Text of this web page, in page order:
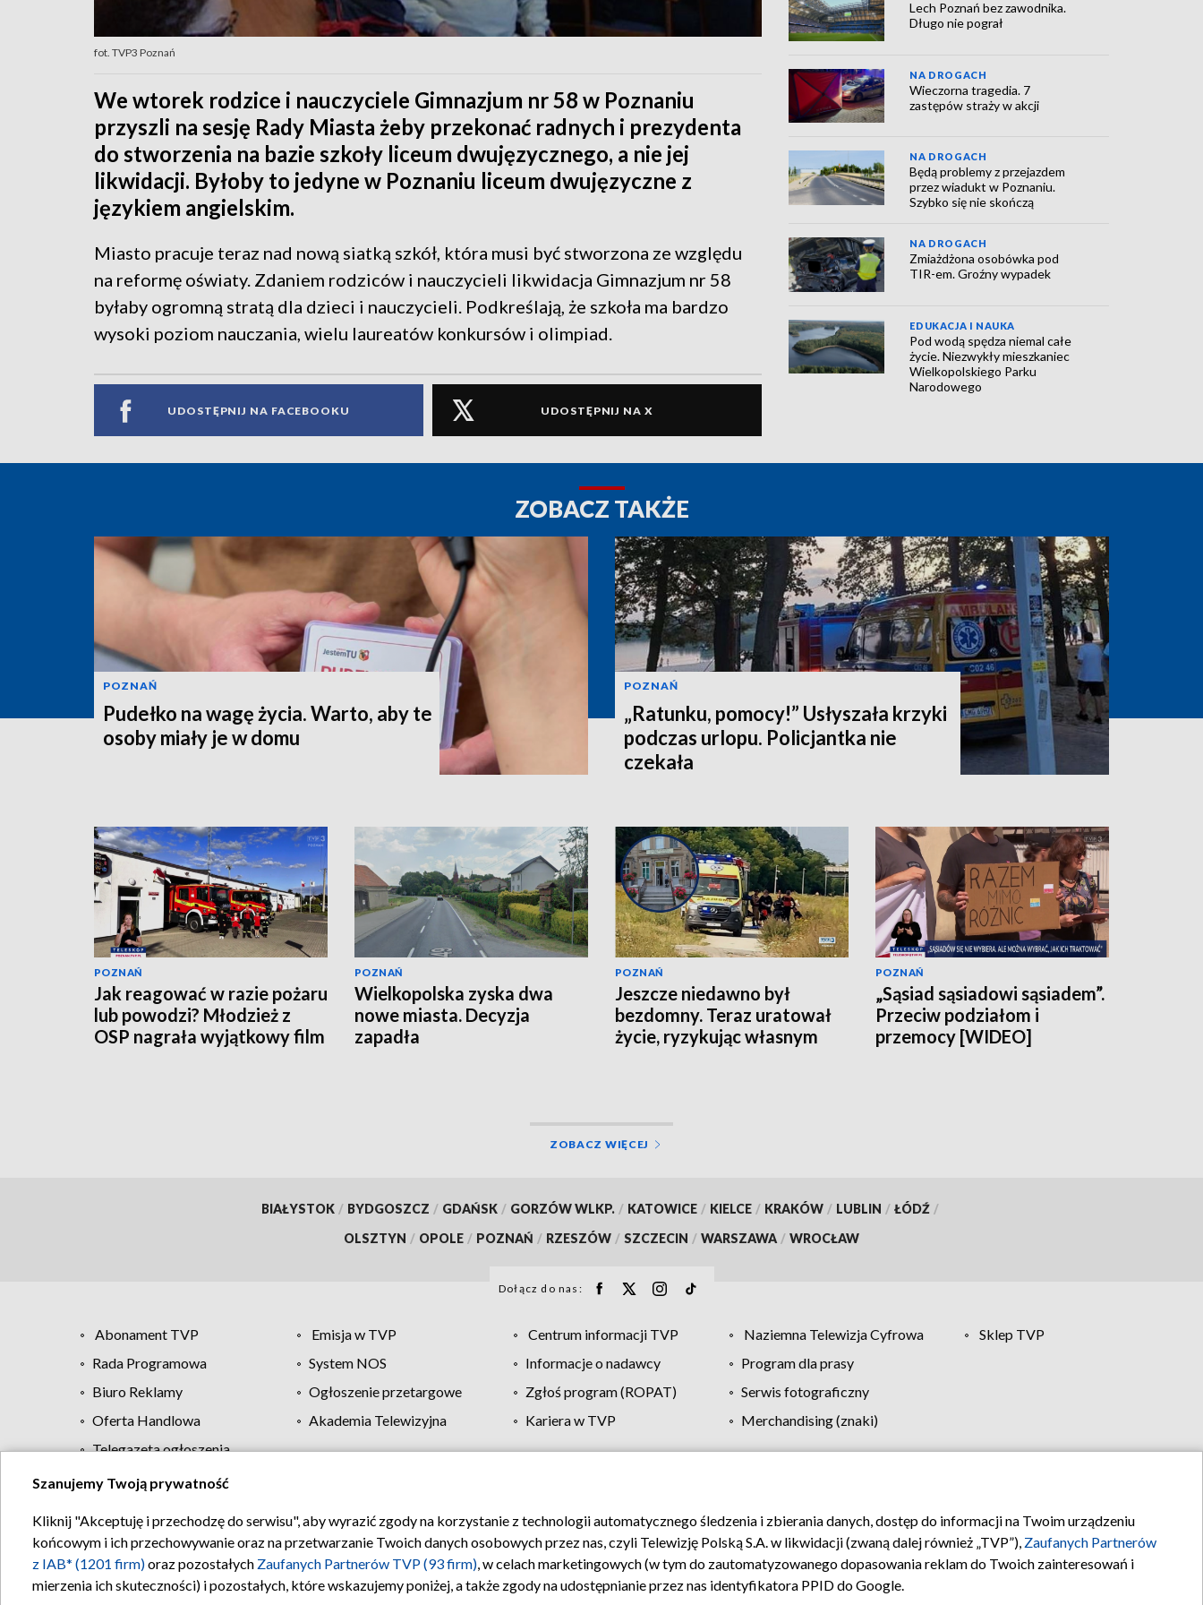
fot. TVP3 Poznań
We wtorek rodzice i nauczyciele Gimnazjum nr 58 w Poznaniu
przyszli na sesję Rady Miasta żeby przekonać radnych i prezydenta
do stworzenia na bazie szkoły liceum dwujęzycznego, a nie jej
likwidacji. Byłoby to jedyne w Poznaniu liceum dwujęzyczne z
językiem angielskim.
Miasto pracuje teraz nad nową siatką szkół, która musi być stworzona ze względu
na reformę oświaty. Zdaniem rodziców i nauczycieli likwidacja Gimnazjum nr 58
byłaby ogromną stratą dla dzieci i nauczycieli. Podkreślają, że szkoła ma bardzo
wysoki poziom nauczania, wielu laureatów konkursów i olimpiad.
UDOSTĘPNIJ NA FACEBOOKU UDOSTĘPNIJ NA X
Lech Poznań bez zawodnika.
Długo nie pograł
NA DROGACH
Wieczorna tragedia. 7
zastępów straży w akcji
NA DROGACH
Będą problemy z przejazdem
przez wiadukt w Poznaniu.
Szybko się nie skończą
NA DROGACH
Zmiażdżona osobówka pod
TIR-em. Groźny wypadek
EDUKACJA I NAUKA
Pod wodą spędza niemal całe
życie. Niezwykły mieszkaniec
Wielkopolskiego Parku
Narodowego
ZOBACZ TAKŻE
POZNAŃ
Pudełko na wagę życia. Warto, aby te
osoby miały je w domu
POZNAŃ
„Ratunku, pomocy!” Usłyszała krzyki
podczas urlopu. Policjantka nie
czekała
POZNAŃ
Jak reagować w razie pożaru
lub powodzi? Młodzież z
OSP nagrała wyjątkowy film
POZNAŃ
Wielkopolska zyska dwa
nowe miasta. Decyzja
zapadła
POZNAŃ
Jeszcze niedawno był
bezdomny. Teraz uratował
życie, ryzykując własnym
POZNAŃ
„Sąsiad sąsiadowi sąsiadem”.
Przeciw podziałom i
przemocy [WIDEO]
ZOBACZ WIĘCEJ
BIAŁYSTOK / BYDGOSZCZ / GDAŃSK / GORZÓW WLKP. / KATOWICE / KIELCE / KRAKÓW / LUBLIN / ŁÓDŹ /
OLSZTYN / OPOLE / POZNAŃ / RZESZÓW / SZCZECIN / WARSZAWA / WROCŁAW
Dołącz do nas:
Abonament TVP Emisja w TVP Centrum informacji TVP Naziemna Telewizja Cyfrowa
Sklep TVP
Rada Programowa
System NOS Informacje o nadawcy
Program dla prasy
Biuro Reklamy
Ogłoszenie przetargowe Zgłoś program (ROPAT)
Serwis fotograficzny
Oferta Handlowa
Akademia Telewizyjna Kariera w TVP
Merchandising (znaki)
Telegazeta ogłoszenia
Regulamin TVP Polityka prywatności Moje zgody Pomoc Biuro reklamy Kontakt
Szanujemy Twoją prywatność
Kliknij "Akceptuję i przechodzę do serwisu", aby wyrazić zgody na korzystanie z technologii automatycznego śledzenia i zbierania danych, dostęp do informacji na Twoim urządzeniu
końcowym i ich przechowywanie oraz na przetwarzanie Twoich danych osobowych przez nas, czyli Telewizję Polską S.A. w likwidacji (zwaną dalej również „TVP”), Zaufanych Partnerów
z IAB* (1201 firm)oraz pozostałych Zaufanych Partnerów TVP (93 firm), w celach marketingowych (w tym do zautomatyzowanego dopasowania reklam do Twoich zainteresowań i
mierzenia ich skuteczności) i pozostałych, które wskazujemy poniżej, a także zgody na udostępnianie przez nas identyfikatora PPID do Google.